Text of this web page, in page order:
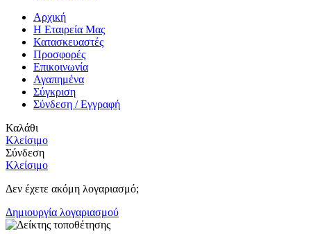
Αρχική
Η Εταιρεία Μας
Κατασκευαστές
Προσφορές
Επικοινωνία
Αγαπημένα
Σύγκριση
Σύνδεση / Εγγραφή
Καλάθι
Κλείσιμο
Σύνδεση
Κλείσιμο
Δεν έχετε ακόμη λογαριασμό;
Δημιουργία λογαριασμού